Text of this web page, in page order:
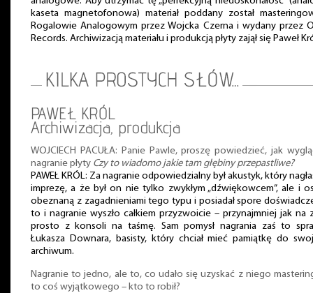
kaseta magnetofonowa) materiał poddany został
Rogalowie Analogowym przez Wojcka Czerna i wydany przez
Records. Archiwizacją materiału i produkcją płyty zajął się Paweł
PAWEŁ KRÓL
Archiwizacja, produkcja
WOJCIECH PACUŁA: Panie Pawle, proszę powiedzieć, jak
nagranie płyty Czy to wiadomo jakie tam głębiny przepastliwe?
PAWEŁ KRÓL: Za nagranie odpowiedzialny był akustyk, który
imprezę, a że był on nie tylko zwykłym „dźwiękowcem”, ale i
obeznaną z zagadnieniami tego typu i posiadał spore
to i nagranie wyszło całkiem przyzwoicie – przynajmniej jak na
prosto z konsoli na taśmę. Sam pomysł nagrania zaś to
Łukasza Downara, basisty, który chciał mieć pamiątkę do
archiwum.
Nagranie to jedno, ale to, co udało się uzyskać z niego
to coś wyjątkowego – kto to robił?